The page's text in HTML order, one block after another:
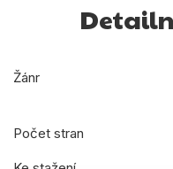
Žánr
Počet stran